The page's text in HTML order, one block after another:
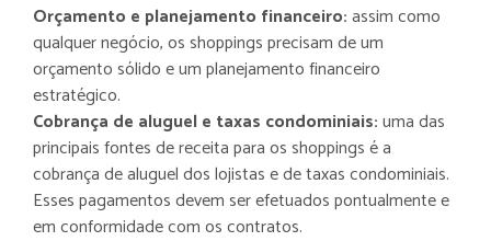
Orçamento e planejamento financeiro:assim como
qualquer negócio, os shoppings precisam de um
orçamento sólido e um planejamento financeiro
estratégico.
Cobrança de aluguel e taxas condominiais:uma das
principais fontes de receita para os shoppings é a
cobrança de aluguel dos lojistas e de taxas condominiais.
Esses pagamentos devem ser efetuados pontualmente e
em conformidade com os contratos.